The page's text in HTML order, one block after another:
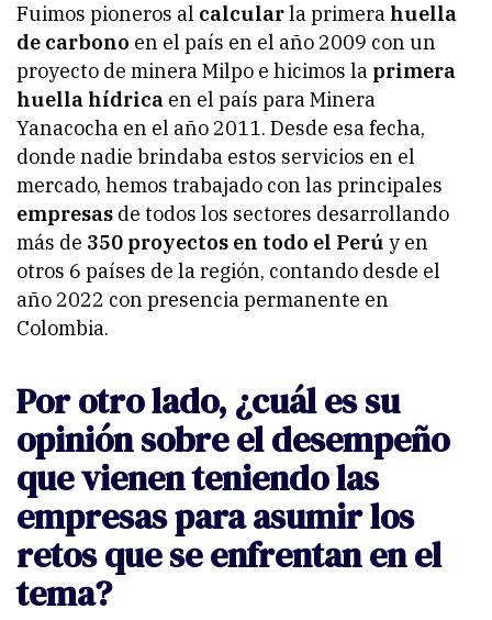
Fuimos pioneros al calcularla primera huella
de carbono en el país en el año 2009 con un
proyecto de minera Milpo e hicimos la primera
huella hídrica en el país para Minera
Yanacocha en el año 2011. Desde esa fecha,
donde nadie brindaba estos servicios en el
mercado, hemos trabajado con las principales
empresas de todos los sectores desarrollando
más de 350 proyectos en todo el Perú y en
otros 6 países de la región, contando desde el
año 2022 con presencia permanente en
Colombia.
Por otro lado, ¿cuál es su
opinión sobre el desempeño
que vienen teniendo las
empresas para asumir los
retos que se enfrentan en el
tema?